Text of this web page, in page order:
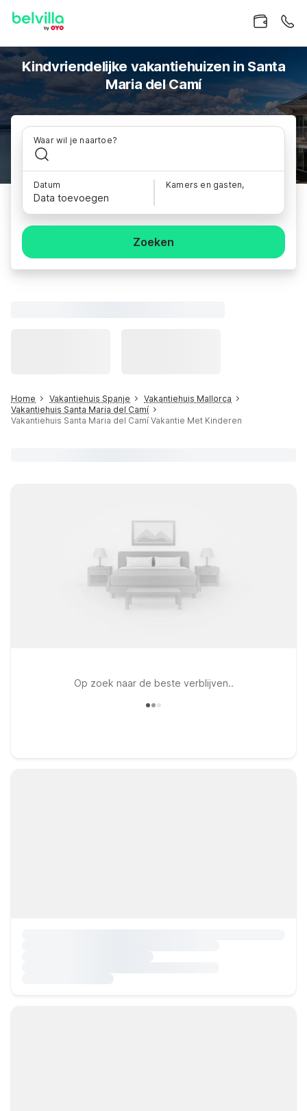
Kindvriendelijke vakantiehuizen in Santa
Maria del Camí
Waar wil je naartoe?
Datum
Data toevoegen
Kamers en gasten,
Zoeken
Home Vakantiehuis Spanje
Vakantiehuis Mallorca
Vakantiehuis Santa Maria del Camí
Vakantiehuis Santa Maria del Camí Vakantie Met Kinderen
Op zoek naar de beste verblijven..